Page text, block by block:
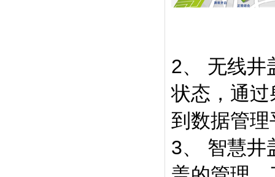
2、 无线井
状态，通
到数据管
3、 智慧井